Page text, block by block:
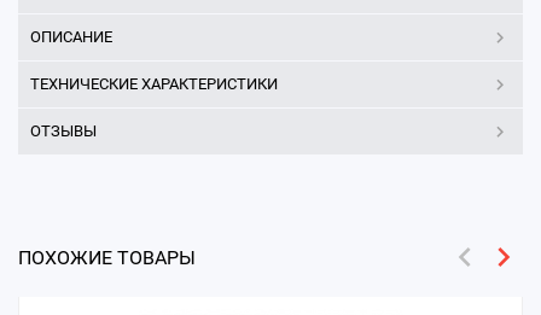
ОПИСАНИЕ
ТЕХНИЧЕСКИЕ ХАРАКТЕРИСТИКИ
ОТЗЫВЫ
ПОХОЖИЕ ТОВАРЫ